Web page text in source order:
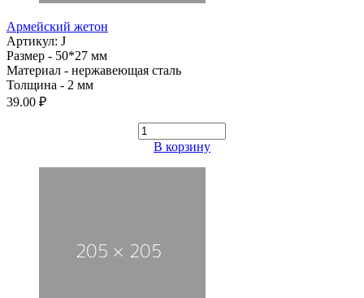
Армейский жетон
Артикул: J
Размер - 50*27 мм
Материал - нержавеющая сталь
Толщина - 2 мм
39.00 ₽
В корзину